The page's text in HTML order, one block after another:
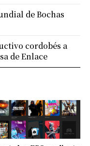
de Bochas
cordobés a
de Enlace